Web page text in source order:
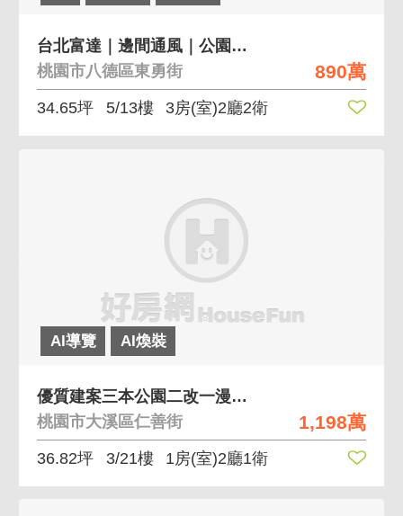
890萬
台北富達｜邊間通風｜公園綠意好宅｜水電已全屋更新
桃園市八德區東勇街
34.65坪 5/13樓 3房(室)2廳2衛
AI導覽 AI煥裝
1,198萬
優質建案三本公園二改一漫活兩房車
桃園市大溪區仁善街
36.82坪 3/21樓 1房(室)2廳1衛